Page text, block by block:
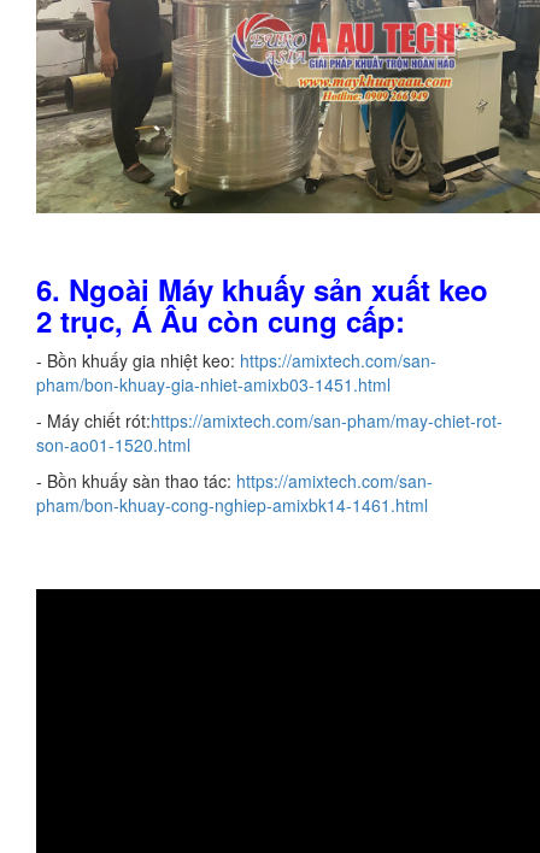
6. Ngoài Máy khuấy sản xuất keo
2 trục, Á Âu còn cung cấp:
- Bồn khuấy gia nhiệt keo: https://amixtech.com/san-
pham/bon-khuay-gia-nhiet-amixb03-1451.html
- Máy chiết rót:https://amixtech.com/san-pham/may-chiet-rot-
son-ao01-1520.html
- Bồn khuấy sàn thao tác: https://amixtech.com/san-
pham/bon-khuay-cong-nghiep-amixbk14-1461.html